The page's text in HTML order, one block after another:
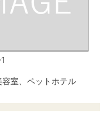
室、ペットホテル